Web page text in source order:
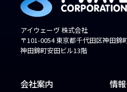
アイウェーヴ 株式会社
〒101-0054 東京都千代田区神田錦
神田錦町安田ビル13階
会社案内
情